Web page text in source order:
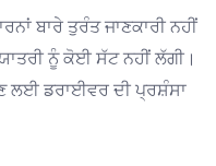
ਬਾਰੇ ਤੁਰੰਤ ਜਾਣਕਾਰੀ ਨਹੀਂ
ਨੂੰ ਕੋਈ ਸੱਟ ਨਹੀਂ ਲੱਗੀ।
ਲਈ ਡਰਾਈਵਰ ਦੀ ਪ੍ਰਸ਼ੰਸਾ